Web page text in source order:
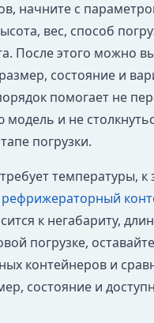
начните с
вес, способ
После этого можно
состояние и
помогает не
и не
погрузки.
температуры, к
рефрижераторный
к негабариту,
погрузке,
контейнеров и
состояние и